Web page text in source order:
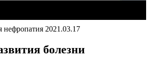
нефропатия 2021.03.17
болезни